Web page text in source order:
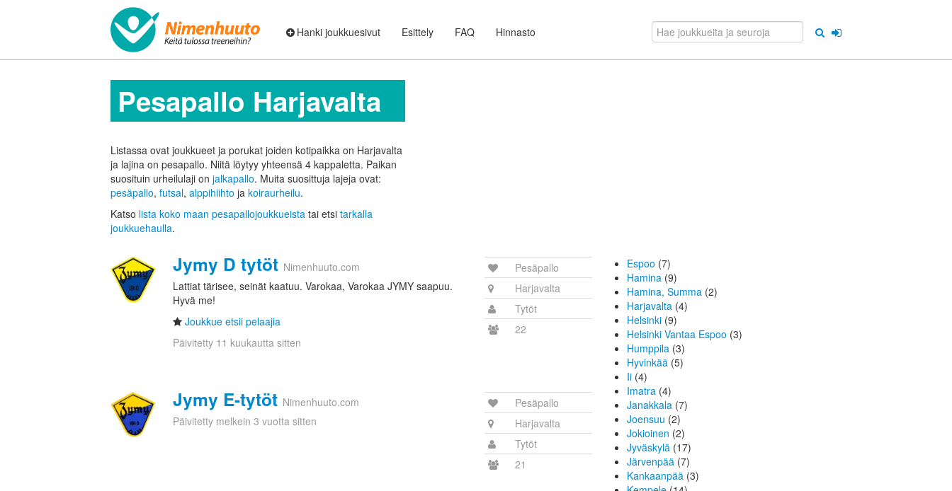
Hanki joukkuesivut Esittely FAQ Hinnasto
Pesapallo Harjavalta
Listassa ovat joukkueet ja porukat joiden kotipaikka on Harjavalta
ja lajina on pesapallo. Niitä löytyy yhteensä 4 kappaletta. Paikan
suosituin urheilulaji on jalkapallo. Muita suosittuja lajeja ovat:
pesäpallo, futsal, alppihiihto ja koiraurheilu.
Katso lista koko maan pesapallojoukkueista tai etsi tarkalla
joukkuehaulla.
Jymy D tytöt Nimenhuuto.com
Lattiat tärisee, seinät kaatuu. Varokaa, Varokaa JYMY saapuu.
Hyvä me!
Joukkue etsii pelaajia
Päivitetty 11 kuukautta sitten
Pesäpallo
Harjavalta
Tytöt
22
Jymy E-tytöt Nimenhuuto.com
Päivitetty melkein 3 vuotta sitten
Pesäpallo
Harjavalta
Tytöt
21
Espoo (7)
Hamina (9)
Hamina, Summa (2)
Harjavalta (4)
Helsinki (9)
Helsinki Vantaa Espoo (3)
Humppila (3)
Hyvinkää (5)
Ii (4)
Imatra (4)
Janakkala (7)
Joensuu (2)
Jokioinen (2)
Jyväskylä (17)
Järvenpää (7)
Kankaanpää (3)